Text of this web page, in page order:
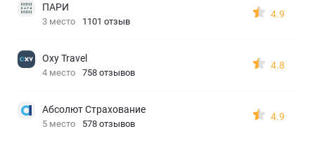
ПАРИ
3 место 1101 отзыв
4.9
Oxy Travel
4 место 758 отзывов
4.8
Абсолют Страхование
5 место 578 отзывов
4.9